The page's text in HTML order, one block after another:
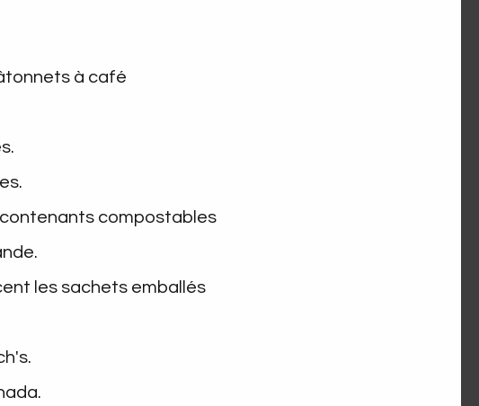
à café
compostables
les sachets emballés